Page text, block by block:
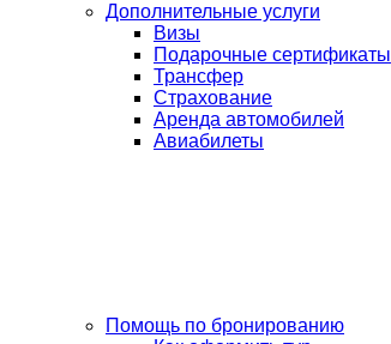
Дополнительные услуги
Визы
Подарочные сертификаты
Трансфер
Страхование
Аренда автомобилей
Авиабилеты
Помощь по бронированию